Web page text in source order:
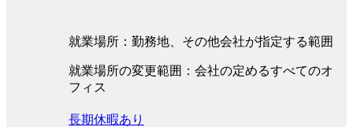
就業場所：勤務地、その他会社が指定する範囲
就業場所の変更範囲：会社の定めるすべてのオ
フィス
長期休暇あり